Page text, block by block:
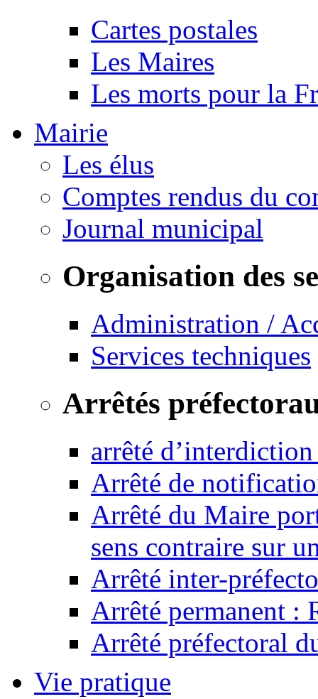
Cartes postales
Les Maires
Les morts pour la
Mairie
Les élus
Comptes rendus du
Journal municipal
Organisation des
Administration /
Services techniques
Arrêtés
arrêté
Arrêté de
Arrêté du Maire
sens contraire sur
Arrêté inter-
Arrêté permanent :
Arrêté préfectoral
Vie pratique